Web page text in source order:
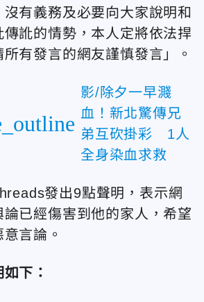
有義務及必要向大家說明和
訛的情勢，本人定將依法捍
有發言的網友謹慎發言」。
影/除夕一早濺
血！新北驚傳兄
弟互砍掛彩 1人
全身染血求救
發出9點聲明，表示網
已經傷害到他的家人，希望
言論。
下：